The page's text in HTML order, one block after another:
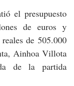
el presupuesto
de euros y
de 505.000
Ainhoa Villota
de la partida